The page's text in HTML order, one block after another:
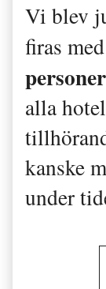
Vi blev
firas
personer
alla
kanske
under